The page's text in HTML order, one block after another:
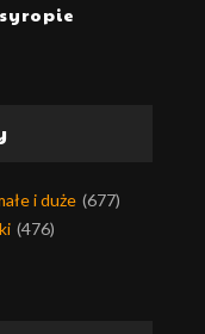
i duże (677)
(476)